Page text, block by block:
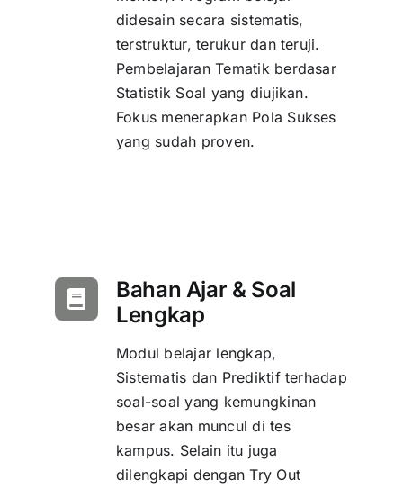
didesain secara sistematis,
terstruktur, terukur dan teruji.
Pembelajaran Tematik berdasar
Statistik Soal yang diujikan.
Fokus menerapkan Pola Sukses
yang sudah proven.
Bahan Ajar & Soal
Lengkap
Modul belajar lengkap,
Sistematis dan Prediktif terhadap
soal-soal yang kemungkinan
besar akan muncul di tes
kampus. Selain itu juga
dilengkapi dengan Try Out